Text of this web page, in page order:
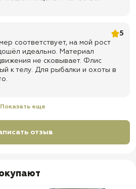
из ткани (CatsEYE) на коленях и
резинке
5
соответствует, на мой рост
идеально. Материал
не сковывает. Флис
к телу. Для рыбалки и охоты в
Показать еще
отзыв